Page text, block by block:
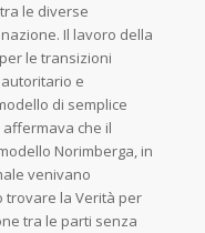
le diverse
Il lavoro della
le transizioni
e
di semplice
che il
Norimberga, in
venivano
trovare la Verità per
tra le parti senza